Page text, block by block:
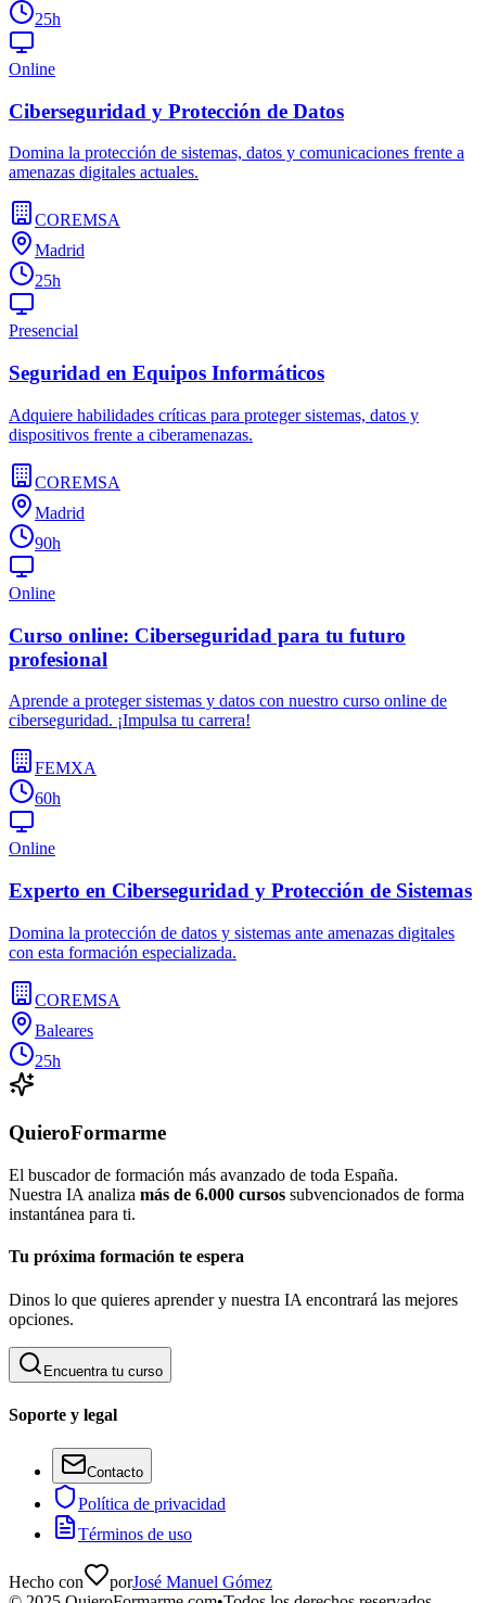
25h
Online
Ciberseguridad y Protección de Datos
Domina la protección de sistemas, datos y comunicaciones frente a
amenazas digitales actuales.
COREMSA
Madrid
25h
Presencial
Seguridad en Equipos Informáticos
Adquiere habilidades críticas para proteger sistemas, datos y
dispositivos frente a ciberamenazas.
COREMSA
Madrid
90h
Online
Curso online: Ciberseguridad para tu futuro
profesional
Aprende a proteger sistemas y datos con nuestro curso online de
ciberseguridad. ¡Impulsa tu carrera!
FEMXA
60h
Online
Experto en Ciberseguridad y Protección de Sistemas
Domina la protección de datos y sistemas ante amenazas digitales
con esta formación especializada.
COREMSA
Baleares
25h
QuieroFormarme
El buscador de formación más avanzado de toda España.
Nuestra IA analiza más de 6.000 cursos subvencionados de forma
instantánea para ti.
Tu próxima formación te espera
Dinos lo que quieres aprender y nuestra IA encontrará las mejores
opciones.
Encuentra tu curso
Soporte y legal
Contacto
Política de privacidad
Términos de uso
Hecho con porJosé Manuel Gómez